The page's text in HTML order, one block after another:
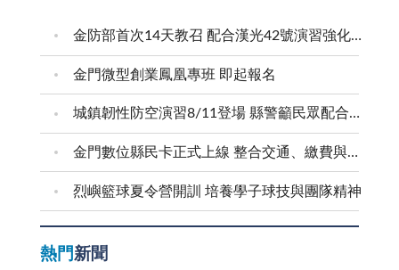
金防部首次14天教召 配合漢光42號演習強化防衛戰力
金門微型創業鳳凰專班 即起報名
城鎮韌性防空演習8/11登場 縣警籲民眾配合疏散避難
金門數位縣民卡正式上線 整合交通、繳費與生活服務 迎接在地智慧新生活
烈嶼籃球夏令營開訓 培養學子球技與團隊精神
熱門新聞